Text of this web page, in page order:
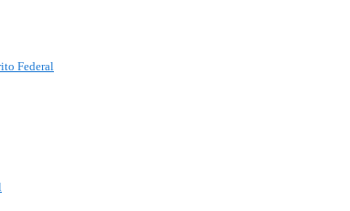
Federal